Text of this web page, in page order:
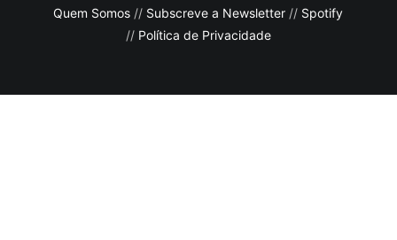
Quem Somos // Subscreve a Newsletter // Spotify
// Política de Privacidade